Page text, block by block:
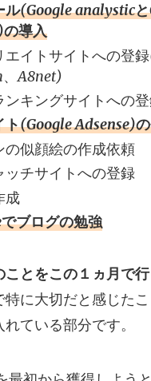
ル(Google analystic
導入
エイトサイトへの登録
A8net)
ンキングサイトへの
ト(Google Adsense)
の似顔絵の作成依頼
ッチサイトへの登録
成
ブログの勉強
ことをこの１ヵ月で
特に大切だと感じた
ている部分です。